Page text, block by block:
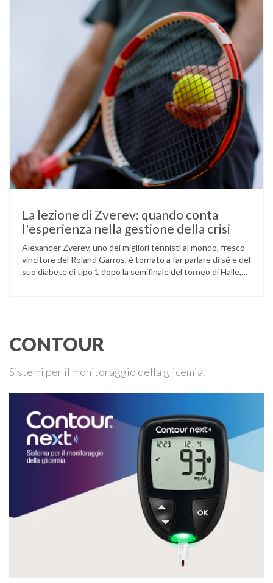
La lezione di Zverev: quando conta
l'esperienza nella gestione della crisi
Alexander Zverev, uno dei migliori tennisti al mondo, fresco
vincitore del Roland Garros, è tornato a far parlare di sé e del
suo diabete di tipo 1 dopo la semifinale del torneo di Halle,
CONTOUR
Sistemi per il monitoraggio della glicemia.